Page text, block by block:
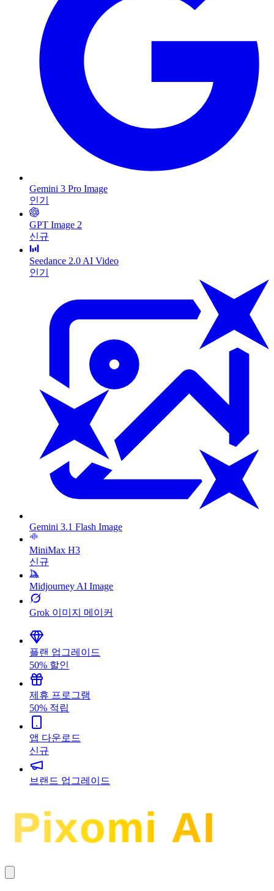
Gemini 3 Pro Image
인기
GPT Image 2
신규
Seedance 2.0 AI Video
인기
Gemini 3.1 Flash Image
MiniMax H3
신규
Midjourney AI Image
Grok 이미지 메이커
플랜 업그레이드
50% 할인
제휴 프로그램
50% 적립
앱 다운로드
신규
브랜드 업그레이드